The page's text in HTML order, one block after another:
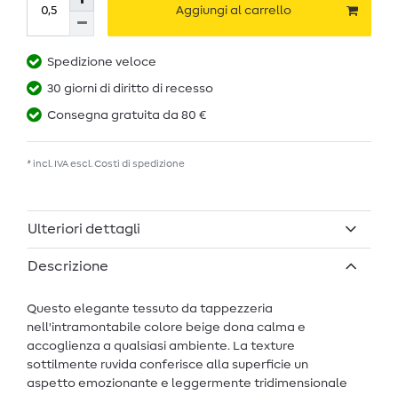
Aggiungi al carrello
Spedizione veloce
30 giorni di diritto di recesso
Consegna gratuita da 80 €
* incl. IVA escl. Costi di spedizione
Ulteriori dettagli
Descrizione
Questo elegante tessuto da tappezzeria
nell'intramontabile colore beige dona calma e
accoglienza a qualsiasi ambiente. La texture
sottilmente ruvida conferisce alla superficie un
aspetto emozionante e leggermente tridimensionale